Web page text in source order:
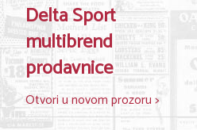
Kuća i bašta
Zdravlje i medicina
Sport i rekreacija
Hobi i razonoda
Delta Sport
multibrend
prodavnice
Otvori u novom prozoru >